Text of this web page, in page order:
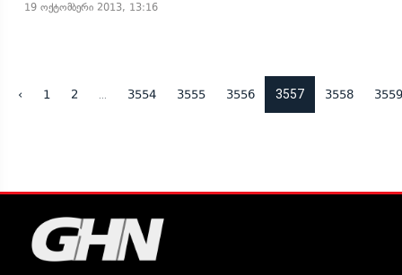
19 ოქტომბერი 2013, 13:16
‹ 1 2 3554 3555 3556 3557 3558 3559